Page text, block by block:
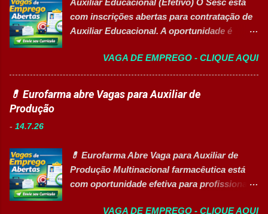
administrativas da área. Requisitos 18 anos
completos. Ensino médio completo ...
(PcD). As vagas oferecem oportunidades de
desenvolvimento profissional em um
ambiente hospitalar estruturado, com
assistenciais, operacionais e de apoio. Vagas
abertas Auxiliar de Cozinha Técnico de
Enfermagem Enfermeiro Vigia (Modalidade
(Exclusiva PcD) Terapeuta Ocupacional
Atendente de Copa Estagiário Técnico ...
Auxiliar Educacional (Efetivo) O Sesc está
com inscrições abertas para contratação de
Auxiliar Educacional. A oportunidade é
nas áreas da educação que desejam atuar
em ambiente escolar, apoiando professores
e estudantes. 👉 CANDIDATAR-SE AGORA
Resumo da vaga Cargo: Auxiliar
agosto de 2026 Vaga inclusiva para Pessoas
com Deficiência (PcD). Principais atividades
Apoiar professores durante atividades
VAGA DE EMPREGO - CLIQUE AQUI
💊 Eurofarma abre Vagas para Auxiliar de
Produção
- 14.7.26
💊 Eurofarma Abre Vaga para Auxiliar de
Produção Multinacional farmacêutica está
com oportunidade efetiva para profissionais
VAGA DE EMPREGO - CLIQUE AQUI